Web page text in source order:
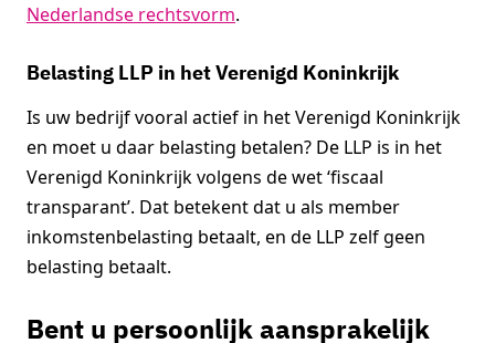
Nederlandse rechtsvorm.
Belasting LLP in het Verenigd Koninkrijk
Is uw bedrijf vooral actief in het Verenigd Koninkrijk
en moet u daar belasting betalen? De LLP is in het
Verenigd Koninkrijk volgens de wet ‘fiscaal
transparant’. Dat betekent dat u als member
inkomstenbelasting betaalt, en de LLP zelf geen
belasting betaalt.
Bent u persoonlijk aansprakelijk